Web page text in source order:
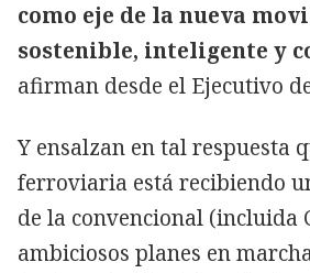
como eje de la nueva
sostenible, inteligente y
afirman desde el Ejecutivo
Y ensalzan en tal respuesta
ferroviaria está recibiendo
de la convencional (incluida
ambiciosos planes en